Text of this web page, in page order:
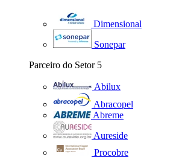
Dimensional
Sonepar
Parceiro do Setor 5
Abilux
Abracopel
Abreme
Aureside
Procobre